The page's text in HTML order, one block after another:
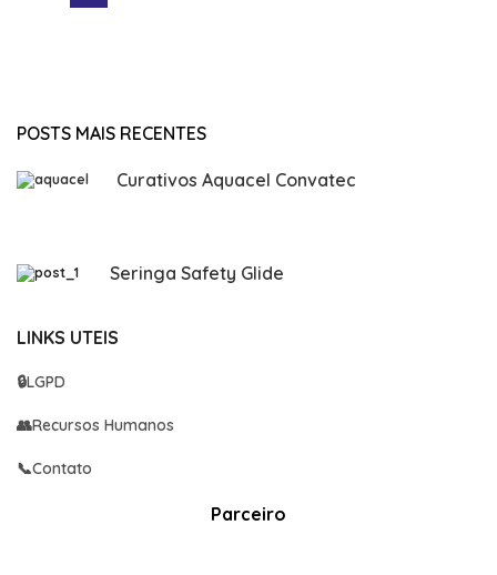
POSTS MAIS RECENTES
Curativos Aquacel Convatec
Seringa Safety Glide
LINKS UTEIS
🔒LGPD
👥Recursos Humanos
📞Contato
Parceiro